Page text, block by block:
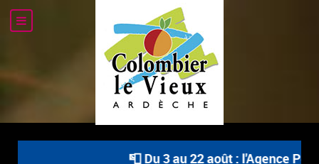
📮 Du 3 au 22 août : l'Agence